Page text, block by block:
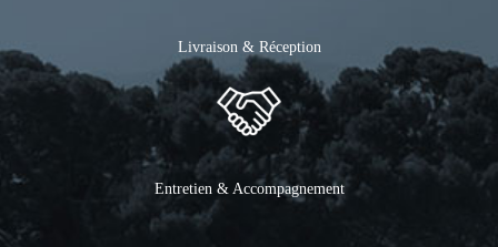
Livraison & Réception
Entretien & Accompagnement